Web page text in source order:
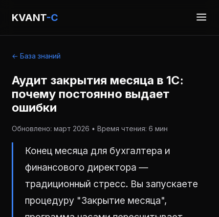
KVANT-C
← База знаний
Аудит закрытия месяца в 1С:
почему постоянно выдает
ошибки
Обновлено: март 2026 • Время чтения: 6 мин
Конец месяца для бухгалтера и
финансового директора —
традиционный стресс. Вы запускаете
процедуру "Закрытие месяца",